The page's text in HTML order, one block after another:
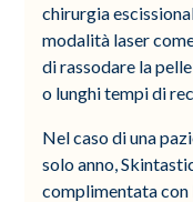
chirurgia
modalità laser
di rassodare la
o lunghi tempi di
Nel caso di una
solo anno,
complimentata con